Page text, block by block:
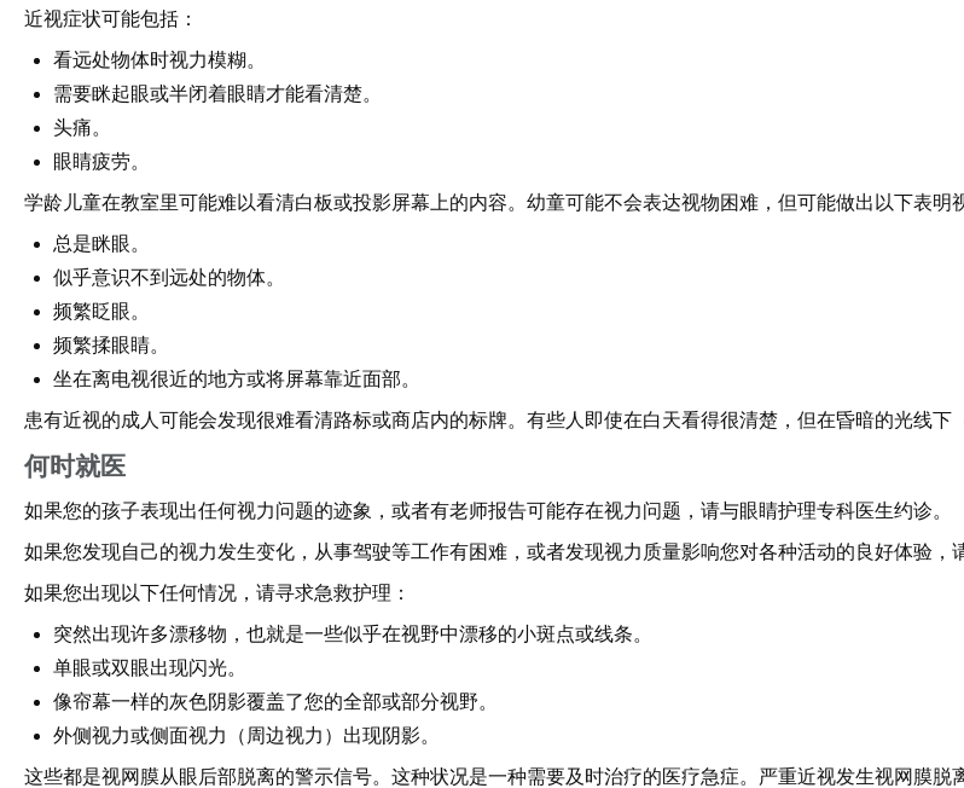
近视症状可能包括：
看远处物体时视力模糊。
需要眯起眼或半闭着眼睛才能看清楚。
头痛。
眼睛疲劳。
学龄儿童在教室里可能难以看清白板或投影屏幕上的内容。幼童可能不会表达视物困难，但可能做出以下表明
总是眯眼。
似乎意识不到远处的物体。
频繁眨眼。
频繁揉眼睛。
坐在离电视很近的地方或将屏幕靠近面部。
患有近视的成人可能会发现很难看清路标或商店内的标牌。有些人即使在白天看得很清楚，但在昏暗的光线下
何时就医
如果您的孩子表现出任何视力问题的迹象，或者有老师报告可能存在视力问题，请与眼睛护理专科医生约诊。
如果您发现自己的视力发生变化，从事驾驶等工作有困难，或者发现视力质量影响您对各种活动的良好体验，
如果您出现以下任何情况，请寻求急救护理：
突然出现许多漂移物，也就是一些似乎在视野中漂移的小斑点或线条。
单眼或双眼出现闪光。
像帘幕一样的灰色阴影覆盖了您的全部或部分视野。
外侧视力或侧面视力（周边视力）出现阴影。
这些都是视网膜从眼后部脱离的警示信号。这种状况是一种需要及时治疗的医疗急症。严重近视发生视网膜脱